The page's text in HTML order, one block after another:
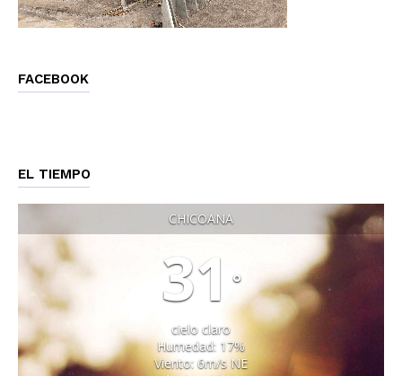
FACEBOOK
EL TIEMPO
CHICOANA
31 °
cielo claro
Humedad: 17%
Viento: 6m/s NE